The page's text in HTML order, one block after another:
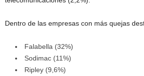
Dentro de las empresas con más quejas
Falabella (32%)
Sodimac (11%)
Ripley (9,6%)